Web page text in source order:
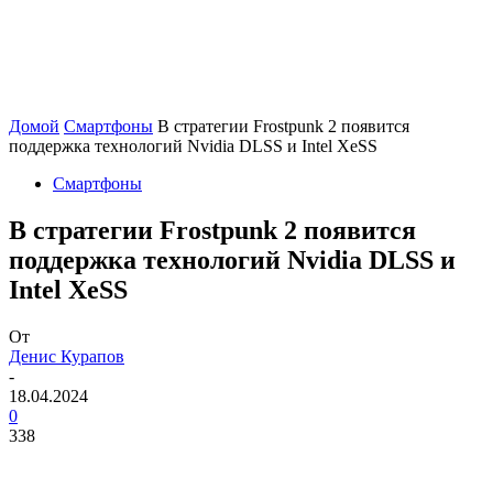
Домой Смартфоны В стратегии Frostpunk 2 появится
поддержка технологий Nvidia DLSS и Intel XeSS
Смартфоны
В стратегии Frostpunk 2 появится
поддержка технологий Nvidia DLSS и
Intel XeSS
От
Денис Курапов
-
18.04.2024
0
338